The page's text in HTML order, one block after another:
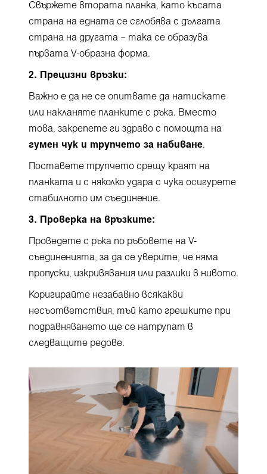
Свържете втората планка, като късата
страна на едната се сглобява с дългата
страна на другата – така се образува
първата V-образна форма.
2. Прецизни връзки:
Важно е да не се опитвате да натискате
или накланяте планките с ръка. Вместо
това, закрепете ги здраво с помощта на
гумен чук и трупчето за набиване.
Поставете трупчето срещу краят на
планката и с няколко удара с чука осигурете
стабилното им съединение.
3. Проверка на връзките:
Проведете с ръка по ръбовете на V-
съединенията, за да се уверите, че няма
пропуски, изкривявания или разлики в нивото.
Коригирайте незабавно всякакви
несъответствия, тъй като грешките при
подравняването ще се натрупат в
следващите редове.